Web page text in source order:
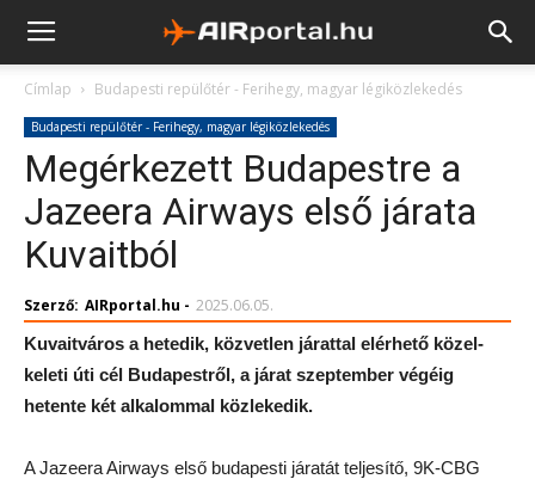
Címlap Budapesti repülőtér - Ferihegy, magyar légiközlekedés
Budapesti repülőtér - Ferihegy, magyar légiközlekedés
Megérkezett Budapestre a
Jazeera Airways első járata
Kuvaitból
Szerző: AIRportal.hu - 2025.06.05.
Kuvaitváros a hetedik, közvetlen járattal elérhető közel-
keleti úti cél Budapestről, a járat szeptember végéig
hetente két alkalommal közlekedik.
A Jazeera Airways első budapesti járatát teljesítő, 9K-CBG